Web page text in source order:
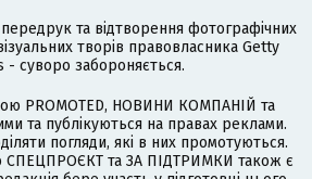
та відтворення фотографічних
творів правовласника Getty
- суворо забороняється.
PROMOTED, НОВИНИ КОМПАНІЙ та
та публікуються на правах реклами.
погляди, які в них промотуються.
СПЕЦПРОЄКТ та ЗА ПІДТРИМКИ також є